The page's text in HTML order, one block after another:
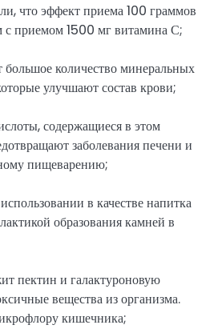
что эффект приема 100 граммов
с приемом 1500 мг витамина С;
количество минеральных
улучшают состав крови;
содержащиеся в этом
заболевания печени и
пищеварению;
в качестве напитка
образования камней в
пектин и галактуроновую
вещества из организма.
кишечника;